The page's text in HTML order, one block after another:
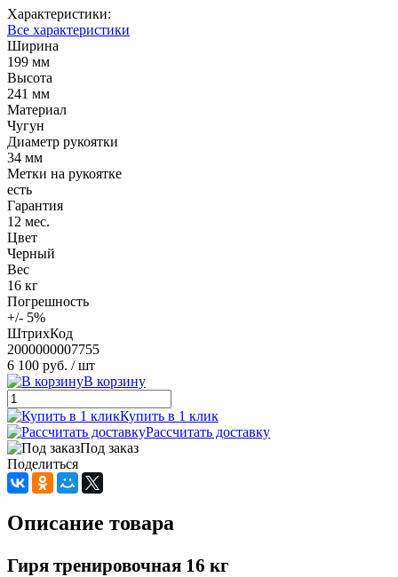
Характеристики:
Все характеристики
Ширина
199 мм
Высота
241 мм
Материал
Чугун
Диаметр рукоятки
34 мм
Метки на рукоятке
есть
Гарантия
12 мес.
Цвет
Черный
Вес
16 кг
Погрешность
+/- 5%
ШтрихКод
2000000007755
6 100 руб. / шт
В корзину
Купить в 1 клик
Рассчитать доставку
Под заказ
Поделиться
Описание товара
Гиря тренировочная 16 кг